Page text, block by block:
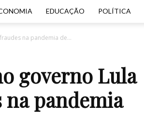
Dedo
EDUCAÇÃO POLÍTICA
na pandemia de...
governo Lula
pandemia